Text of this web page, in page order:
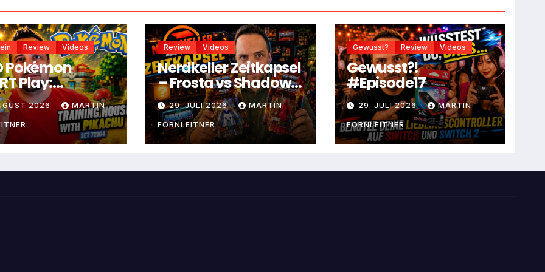
Review Videos
Pokémon
Play:
mit
2026 MARTIN
Review Videos
Nerdkeller Zeitkapsel
– Frosta vs Shadow
Weaver
29. JULI 2026 MARTIN
FORNLEITNER
Gewusst? Review Videos
Gewusst?!
#Episode17
29. JULI 2026 MARTIN
FORNLEITNER